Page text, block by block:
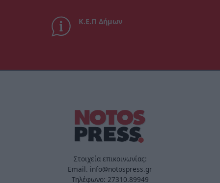
Κ.Ε.Π Δήμων
Στοιχεία επικοινωνίας:
Email. info@notospress.gr
Τηλέφωνο: 27310.89949